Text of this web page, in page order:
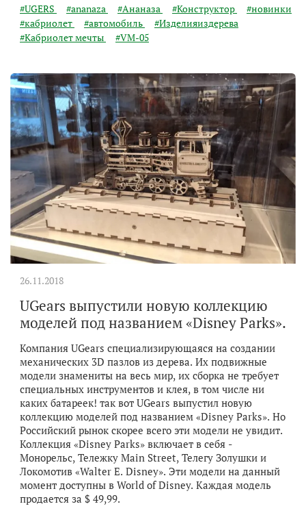
#UGERS #ananaza #Ананаза #Конструктор
#новинки
#кабриолет
#автомобиль
#Изделияиздерева
#Кабриолет мечты
#VM-05
UGears выпустили новую коллекцию
моделей под названием «Disney Parks».
Компания UGears специализирующаяся на создании
механических 3D пазлов из дерева. Их подвижные
модели знамениты на весь мир, их сборка не требует
специальных инструментов и клея, в том числе ни
каких батареек! так вот UGears выпустил новую
коллекцию моделей под названием «Disney Parks». Но
Российский рынок скорее всего эти модели не увидит.
Коллекция «Disney Parks» включает в себя -
Монорельс, Тележку Main Street, Телегу Золушки и
Локомотив «Walter E. Disney». Эти модели на данный
момент доступны в World of Disney. Каждая модель
продается за $ 49,99.
26.11.2018